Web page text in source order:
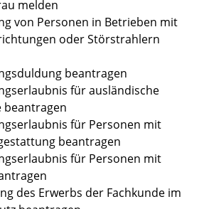
melden
von Personen in Betrieben mit
oder Störstrahlern
beantragen
für ausländische
beantragen
für Personen mit
beantragen
für Personen mit
des Erwerbs der Fachkunde im